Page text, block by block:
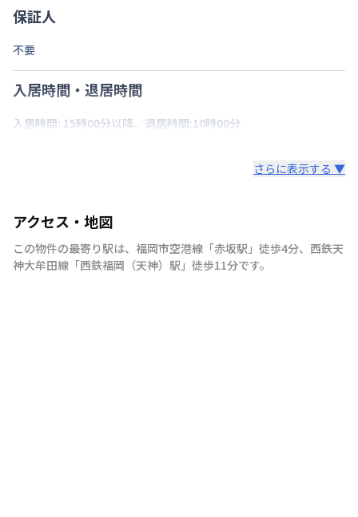
保証人
不要
入居時間・退居時間
入居時間: 15時00分以降、退居時間:10時00分
さらに表示する ▼
アクセス・地図
この物件の最寄り駅は、 福岡市空港線 「赤坂駅 」 徒歩4分、 西鉄天
神大牟田線 「西鉄福岡（天神）駅 」 徒歩11分です。